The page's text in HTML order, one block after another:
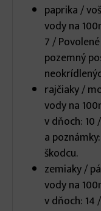
paprika /
vody na
7 /
pozemný
rajčiaky /
vody na
v dňoch: 10
a
škodcu.
zemiaky /
vody na
v dňoch: 14